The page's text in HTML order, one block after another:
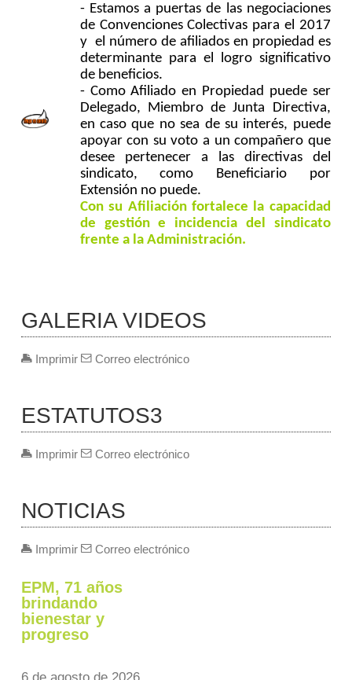
- Estamos a puertas de las negociaciones
de Convenciones Colectivas para el 2017
y el número de afiliados en propiedad es
determinante para el logro significativo
de beneficios.
- Como Afiliado en Propiedad puede ser
Delegado, Miembro de Junta Directiva,
en caso que no sea de su interés, puede
apoyar con su voto a un compañero que
desee pertenecer a las directivas del
sindicato, como Beneficiario por
Extensión no puede.
Con su Afiliación fortalece la capacidad
de gestión e incidencia del sindicato
frente a la Administración.
GALERIA VIDEOS
Imprimir Correo electrónico
ESTATUTOS3
Imprimir Correo electrónico
NOTICIAS
Imprimir Correo electrónico
EPM, 71 años
brindando
bienestar y
progreso